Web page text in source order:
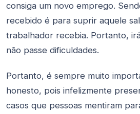
consiga um novo emprego.
recebido é para suprir aquele
trabalhador recebia. Portanto,
não passe dificuldades.
Portanto, é sempre muito
honesto, pois infelizmente
casos que pessoas mentiram